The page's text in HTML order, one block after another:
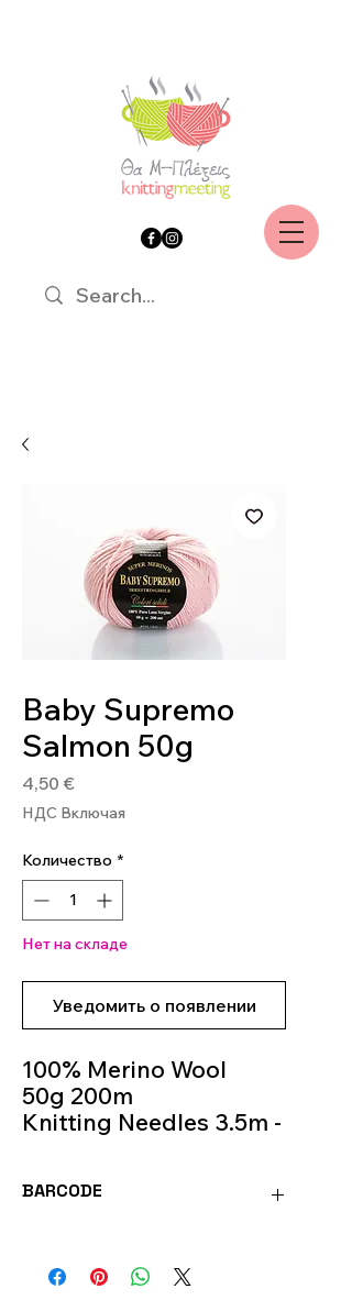
Baby Supremo
Salmon 50g
4,50 €
НДС Включая
Количество *
Нет на складе
Уведомить о появлении
100% Merino Wool
50g 200m
Knitting Needles 3.5m -
BARCODE